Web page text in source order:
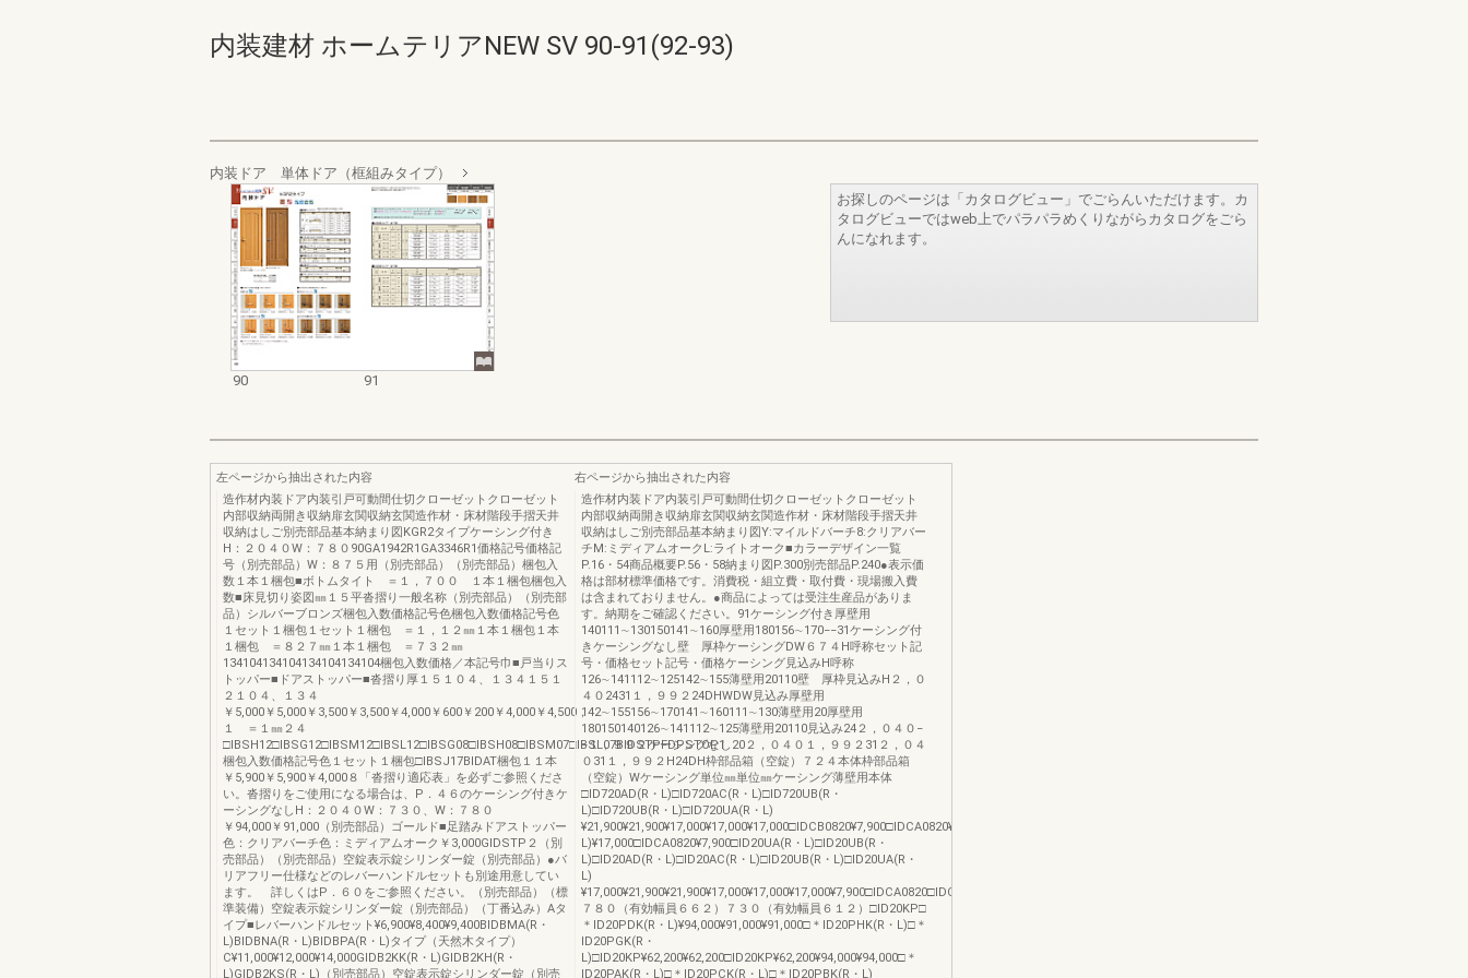
内装建材 ホームテリアNEW SV 90-91(92-93)
内装ドア 単体ドア（框組みタイプ）
90 91
お探しのページは「カタログビュー」でごらんいただけます。カ
タログビューではweb上でパラパラめくりながらカタログをごら
んになれます。
左ページから抽出された内容
造作材内装ドア内装引戸可動間仕切クローゼットクローゼット
内部収納両開き収納扉玄関収納玄関造作材・床材階段手摺天井
収納はしご別売部品基本納まり図KGR2タイプケーシング付き
H：２０４０W：７８０90GA1942R1GA3346R1価格記号価格記
号（別売部品）W：８７５用（別売部品）（別売部品）梱包入
数１本１梱包■ボトムタイト ＝１，７００ １本１梱包梱包入
数■床見切り姿図㎜１５平沓摺り一般名称（別売部品）（別売部
品）シルバーブロンズ梱包入数価格記号色梱包入数価格記号色
１セット１梱包１セット１梱包 ＝１，１２㎜１本１梱包１本
１梱包 ＝８２７㎜１本１梱包 ＝７３２㎜
134104134104134104134104梱包入数価格／本記号巾■戸当りス
トッパー■ドアストッパー■沓摺り厚１５１０４、１３４１５１
２１０４、１３４
￥5,000￥5,000￥3,500￥3,500￥4,000￥600￥200￥4,000￥4,500，
１ ＝１㎜２４
□IBSH12□IBSG12□IBSM12□IBSL12□IBSG08□IBSH08□IBSM07□IBSL07BIDSTPFDPSTOP1
梱包入数価格記号色１セット１梱包□IBSJ17BIDAT梱包１１本
￥5,900￥5,900￥4,000８「沓摺り適応表」を必ずご参照くださ
い。沓摺りをご使用になる場合は、P．４６のケーシング付きケ
ーシングなしH：２０４０W：７３０、W：７８０
￥94,000￥91,000（別売部品）ゴールド■足踏みドアストッパー
色：クリアバーチ色：ミディアムオーク￥3,000GIDSTP２（別
売部品）（別売部品）空錠表示錠シリンダー錠（別売部品）●バ
リアフリー仕様などのレバーハンドルセットも別途用意してい
ます。 詳しくはP．６０をご参照ください。（別売部品）（標
準装備）空錠表示錠シリンダー錠（別売部品）（丁番込み）Aタ
イプ■レバーハンドルセット¥6,900¥8,400¥9,400BIDBMA(R・
L)BIDBNA(R・L)BIDBPA(R・L)タイプ（天然木タイプ）
C¥11,000¥12,000¥14,000GIDB2KK(R・L)GIDB2KH(R・
L)GIDB2KS(R・L)（別売部品）空錠表示錠シリンダー錠（別売
右ページから抽出された内容
造作材内装ドア内装引戸可動間仕切クローゼットクローゼット
内部収納両開き収納扉玄関収納玄関造作材・床材階段手摺天井
収納はしご別売部品基本納まり図Y:マイルドバーチ8:クリアバー
チM:ミディアムオークL:ライトオーク■カラーデザイン一覧
P.16・54商品概要P.56・58納まり図P.300別売部品P.240●表示価
格は部材標準価格です。消費税・組立費・取付費・現場搬入費
は含まれておりません。●商品によっては受注生産品がありま
す。納期をご確認ください。91ケーシング付き厚壁用
140111∼130150141∼160厚壁用180156∼170−−31ケーシング付
きケーシングなし壁 厚枠ケーシングDW６７４H呼称セット記
号・価格セット記号・価格ケーシング見込みH呼称
126∼141112∼125142∼155薄壁用20110壁 厚枠見込みH２，０
４０2431１，９９２24DHWDW見込み厚壁用
142∼155156∼170141∼160111∼130薄壁用20厚壁用
180150140126∼141112∼125薄壁用20110見込み24２，０４０−
−１，９９２ケーシングなし20２，０４０１，９９２31２，０４
０31１，９９２H24DH枠部品箱（空錠）７２４本体枠部品箱
（空錠）Wケーシング単位㎜単位㎜ケーシング薄壁用本体
□ID720AD(R・L)□ID720AC(R・L)□ID720UB(R・
L)□ID720UB(R・L)□ID720UA(R・L)
¥21,900¥21,900¥17,000¥17,000¥17,000□IDCB0820¥7,900□IDCA0820¥7,900□IDCB0820¥7,900□ID720UA(R・
L)¥17,000□IDCA0820¥7,900□ID20UA(R・L)□ID20UB(R・
L)□ID20AD(R・L)□ID20AC(R・L)□ID20UB(R・L)□ID20UA(R・
L)
¥17,000¥21,900¥21,900¥17,000¥17,000¥17,000¥7,900□IDCA0820□IDCB0820¥7,900¥7,900¥7,900□IDCB0820□IDCA0820
７８０（有効幅員６６２）７３０（有効幅員６１２）□ID20KP□
＊ID20PDK(R・L)¥94,000¥91,000¥91,000□＊ID20PHK(R・L)□＊
ID20PGK(R・
L)□ID20KP¥62,200¥62,200□ID20KP¥62,200¥94,000¥94,000□＊
ID20PAK(R・L)□＊ID20PCK(R・L)□＊ID20PBK(R・L)